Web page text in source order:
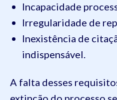
Incapacidade
Irregularidade de
Inexistência de
indispensável.
A falta desses